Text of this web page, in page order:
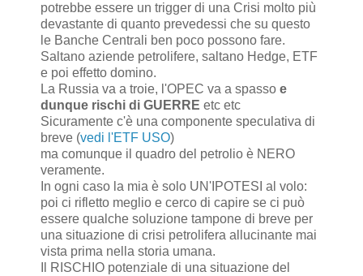
potrebbe essere un trigger di una Crisi molto più
devastante di quanto prevedessi che su questo
le Banche Centrali ben poco possono fare.
Saltano aziende petrolifere, saltano Hedge, ETF
e poi effetto domino.
La Russia va a troie, l'OPEC va a spasso e
dunque rischi di GUERRE etc etc
Sicuramente c'è una componente speculativa di
breve (vedi l'ETF USO)
ma comunque il quadro del petrolio è NERO
veramente.
In ogni caso la mia è solo UN'IPOTESI al volo:
poi ci rifletto meglio e cerco di capire se ci può
essere qualche soluzione tampone di breve per
una situazione di crisi petrolifera allucinante mai
vista prima nella storia umana.
Il RISCHIO potenziale di una situazione del